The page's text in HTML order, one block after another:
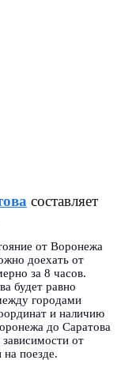
составляет
от Воронежа
доехать от
за 8 часов.
будет равно
городами
и наличию
до Саратова
от
поезде.